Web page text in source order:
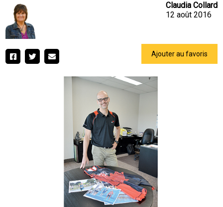
Claudia Collard
12 août 2016
Ajouter au favoris